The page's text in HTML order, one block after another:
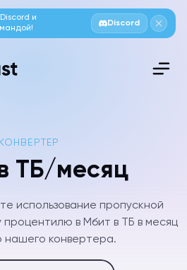
и
Discord
КОНВЕРТЕР
ТБ/месяц
использование пропускной
в Мбит в ТБ в месяц
конвертера.